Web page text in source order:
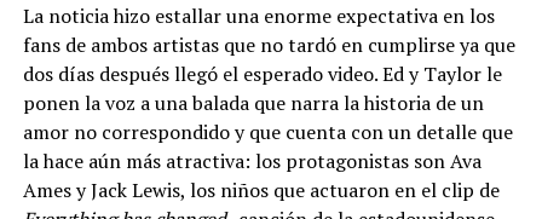
La noticia hizo estallar una enorme expectativa en los
fans de ambos artistas que no tardó en cumplirse ya que
dos días después llegó el esperado video. Ed y Taylor le
ponen la voz a una balada que narra la historia de un
amor no correspondido y que cuenta con un detalle que
la hace aún más atractiva: los protagonistas son Ava
Ames y Jack Lewis, los niños que actuaron en el clip de